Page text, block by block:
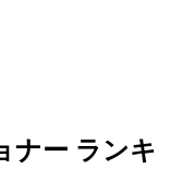
ナー ランキ